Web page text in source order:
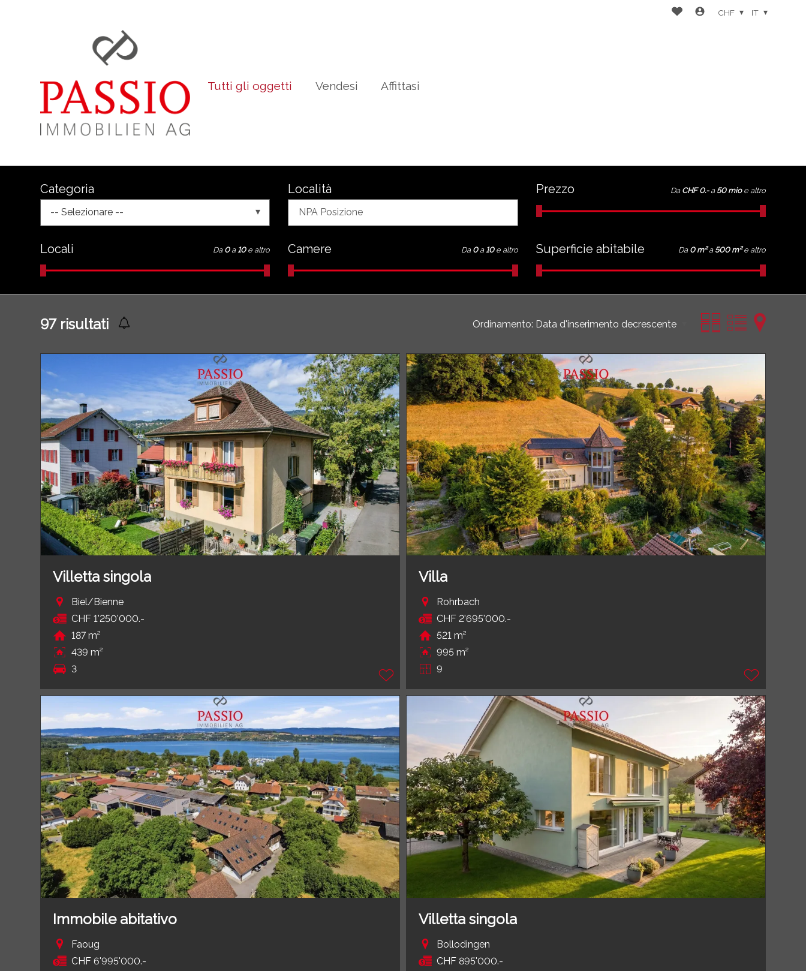
Tutti gli oggetti Vendesi Affittasi
CHF IT
Categoria
-- Selezionare --
Località
NPA Posizione
Prezzo Da CHF 0.- a 50 mio e altro
Locali Da 0 a 10 e altro Camere Da 0 a 10 e altro Superficie abitabile Da 0 m² a 500 m² e altro
97risultati Ordinamento: Data d'inserimento decrescente
Villetta singola
Biel/Bienne
CHF 1'250'000.-
187 m²
439 m²
3
Villa
Rohrbach
CHF 2'695'000.-
521 m²
995 m²
9
Immobile abitativo
Faoug
CHF 6'995'000.-
Villetta singola
Bollodingen
CHF 895'000.-